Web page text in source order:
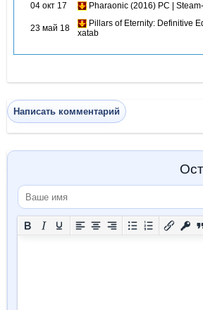
04 окт 17 Pharaonic (2016) PC |
23 май 18
Pillars of Eternity: Definitive
xatab
Написать комментарий